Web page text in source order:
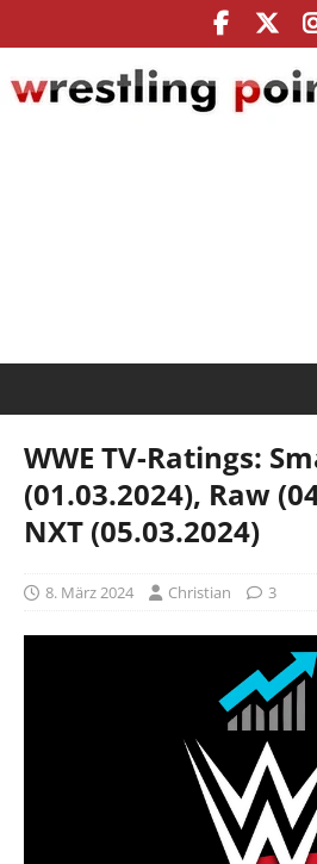
WWE TV-Ratings:
(01.03.2024), Raw
NXT (05.03.2024)
8. März 2024 Christian 3